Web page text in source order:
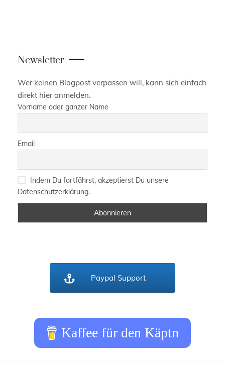
Newsletter
Wer keinen Blogpost verpassen will, kann sich einfach
direkt hier anmelden.
Vorname oder ganzer Name
Email
Indem Du fortfährst, akzeptierst Du unsere
Datenschutzerklärung.
Paypal Support
Kaffee für den Käptn